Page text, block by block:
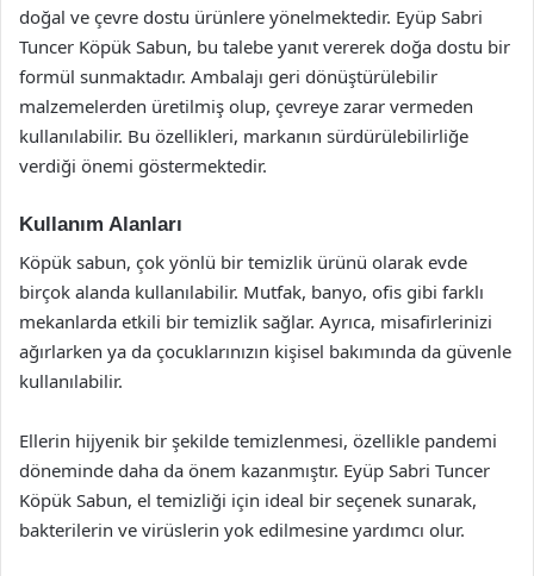
doğal ve çevre dostu ürünlere yönelmektedir. Eyüp Sabri
Tuncer Köpük Sabun, bu talebe yanıt vererek doğa dostu bir
formül sunmaktadır. Ambalajı geri dönüştürülebilir
malzemelerden üretilmiş olup, çevreye zarar vermeden
kullanılabilir. Bu özellikleri, markanın sürdürülebilirliğe
verdiği önemi göstermektedir.
Kullanım Alanları
Köpük sabun, çok yönlü bir temizlik ürünü olarak evde
birçok alanda kullanılabilir. Mutfak, banyo, ofis gibi farklı
mekanlarda etkili bir temizlik sağlar. Ayrıca, misafirlerinizi
ağırlarken ya da çocuklarınızın kişisel bakımında da güvenle
kullanılabilir.
Ellerin hijyenik bir şekilde temizlenmesi, özellikle pandemi
döneminde daha da önem kazanmıştır. Eyüp Sabri Tuncer
Köpük Sabun, el temizliği için ideal bir seçenek sunarak,
bakterilerin ve virüslerin yok edilmesine yardımcı olur.